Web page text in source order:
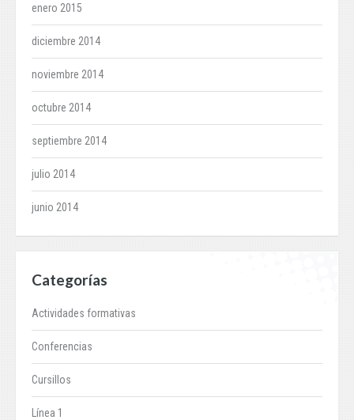
enero 2015
diciembre 2014
noviembre 2014
octubre 2014
septiembre 2014
julio 2014
junio 2014
Categorías
Actividades formativas
Conferencias
Cursillos
Línea 1